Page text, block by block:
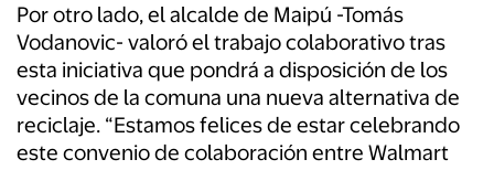
Por otro lado, el alcalde de Maipú -Tomás
Vodanovic- valoró el trabajo colaborativo tras
esta iniciativa que pondrá a disposición de los
vecinos de la comuna una nueva alternativa de
reciclaje. “Estamos felices de estar celebrando
este convenio de colaboración entre Walmart